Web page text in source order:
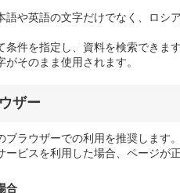
語や英語の文字だけでなく、ロシ
条件を指定し、資料を検索できま
そのまま使用されます。
ザー
ラウザーでの利用を推奨します。
ービスを利用した場合、ページが
合